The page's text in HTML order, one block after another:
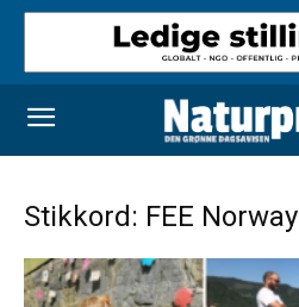
Stikkord: FEE Norway